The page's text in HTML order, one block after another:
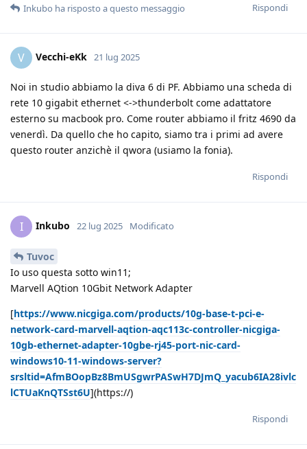
Rispondi
Inkubo ha risposto a questo messaggio
V Vecchi-eKk 21 lug 2025
Noi in studio abbiamo la diva 6 di PF. Abbiamo una scheda di
rete 10 gigabit ethernet <->thunderbolt come adattatore
esterno su macbook pro. Come router abbiamo il fritz 4690 da
venerdì. Da quello che ho capito, siamo tra i primi ad avere
questo router anzichè il qwora (usiamo la fonia).
Rispondi
I Inkubo 22 lug 2025 Modificato
Tuvoc
Io uso questa sotto win11;
Marvell AQtion 10Gbit Network Adapter
[https://www.nicgiga.com/products/10g-base-t-pci-e-
network-card-marvell-aqtion-aqc113c-controller-nicgiga-
10gb-ethernet-adapter-10gbe-rj45-port-nic-card-
windows10-11-windows-server?
srsltid=AfmBOopBz8BmUSgwrPASwH7DJmQ_yacub6IA28ivlc
lCTUaKnQTSst6U](https://)
Rispondi